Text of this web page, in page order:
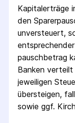
Kapitalerträge
den
unversteuert,
pausch­betrag
Banken
jeweiligen
übersteigen,
sowie ggf.